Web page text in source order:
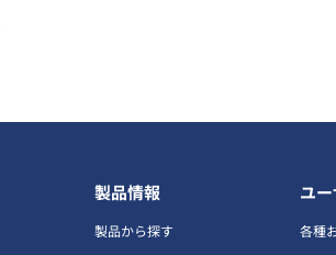
製品情報
製品から探す
ユ
各種